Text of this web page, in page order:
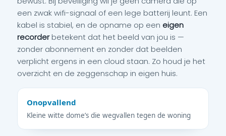
een zwak wifi-signaal of een lege batterij leunt. Een
kabel is stabiel, en de opname op een eigen
recorderbetekent dat het beeld van jou is —
zonder abonnement en zonder dat beelden
verplicht ergens in een cloud staan. Zo houd je het
overzicht en de zeggenschap in eigen huis.
Onopvallend
Kleine witte dome’s die wegvallen tegen de woning